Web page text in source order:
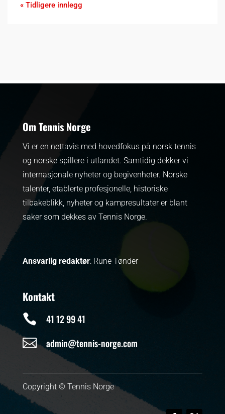
« Tidligere innlegg
Om Tennis Norge
Vi er en nettavis med hovedfokus på norsk tennis
og norske spillere i utlandet. Samtidig dekker vi
internasjonale nyheter og begivenheter. Norske
talenter, etablerte profesjonelle, historiske
tilbakeblikk, nyheter og kampresultater er blant
saker som dekkes av Tennis Norge.
Ansvarlig redaktør: Rune Tønder
Kontakt
 41 12 99 41
 admin@tennis-norge.com
Copyright © Tennis Norge